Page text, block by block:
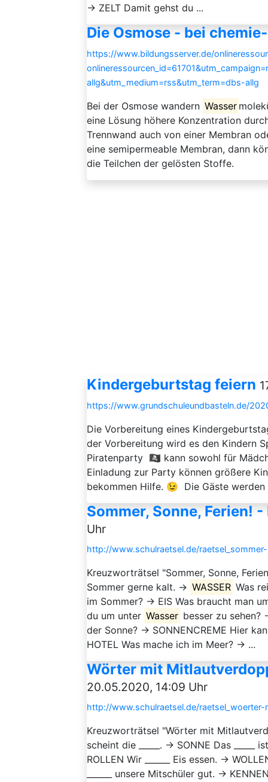
→ ZELT Damit gehst du ...
Die Osmose - bei
https://www.bildungsserver.de/
allg&utm_medium=rss&utm_term=dbs-allg
Bei der Osmose wandern Wasser
eine Lösung höhere Konzentration
Trennwand auch von einer Membran
eine semipermeable Membran, dann
die Teilchen der gelösten Stoffe.
Kindergeburtstag feiern
https://www.grundschuleundbasteln.de/
Die Vorbereitung eines
der Vorbereitung wird es den Kindern
Piratenparty 🏴‍☠️ kann sowohl für
Einladung zur Party können größere
bekommen Hilfe. 😉 Die Gäste werden
Sommer, Sonne, Ferien!
Uhr
http://www.schulraetsel.de/
Kreuzworträtsel "Sommer, Sonne,
Sommer gerne kalt. → WASSER Was
im Sommer? → EIS Was braucht man
du um unter Wasser besser zu sehen?
der Sonne? → SONNENCREME Hier
HOTEL Was mache ich im Meer? → ...
Wörter mit
20.05.2020, 14:09 Uhr
http://www.schulraetsel.de/
Kreuzworträtsel "Wörter mit
scheint die _____. → SONNE Das _____
ROLLEN Wir ______ Eis essen. →
______ unsere Mitschüler gut. →